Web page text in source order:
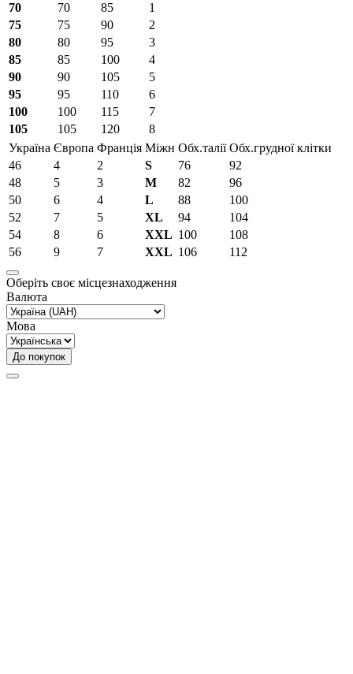
70
70 85
1
75
75 90
2
80
80 95
3
85
85 100
4
90
90 105
5
95
95 110
6
100
100 115
7
105
105 120
8
Україна Європа Франція Міжн Обх.талії Обх.грудної клітки
46
4 2 S 76
92
48
5 3 M 82
96
50
6 4 L 88
100
52
7 5 XL 94
104
54
8 6 XXL 100
108
56
9 7 XXL 106 112
Оберіть своє місцезнаходження
Валюта
Мова
До покупок